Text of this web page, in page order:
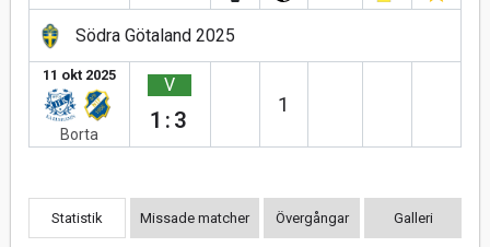
Södra Götaland 2025
11 okt 2025
Borta
V
1:3
1
Statistik Missade matcher Övergångar Galleri